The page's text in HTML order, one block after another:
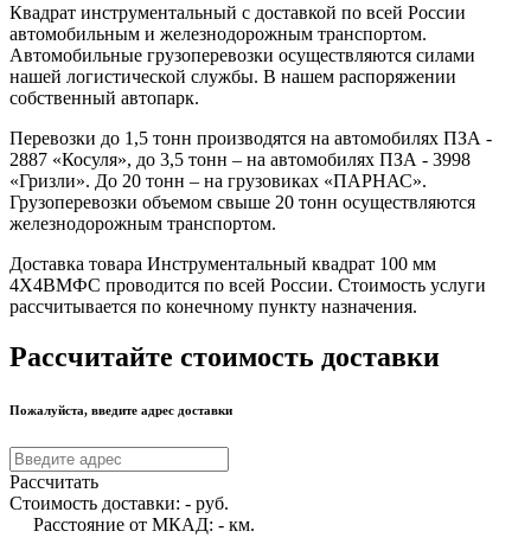
Квадрат инструментальный с доставкой по всей России
автомобильным и железнодорожным транспортом.
Автомобильные грузоперевозки осуществляются силами
нашей логистической службы. В нашем распоряжении
собственный автопарк.
Перевозки до 1,5 тонн производятся на автомобилях ПЗА -
2887 «Косуля», до 3,5 тонн – на автомобилях ПЗА - 3998
«Гризли». До 20 тонн – на грузовиках «ПАРНАС».
Грузоперевозки объемом свыше 20 тонн осуществляются
железнодорожным транспортом.
Доставка товара Инструментальный квадрат 100 мм
4Х4ВМФС проводится по всей России. Стоимость услуги
рассчитывается по конечному пункту назначения.
Рассчитайте стоимость доставки
Пожалуйста, введите адрес доставки
Рассчитать
Стоимость доставки: - руб.
Расстояние от МКАД: - км.